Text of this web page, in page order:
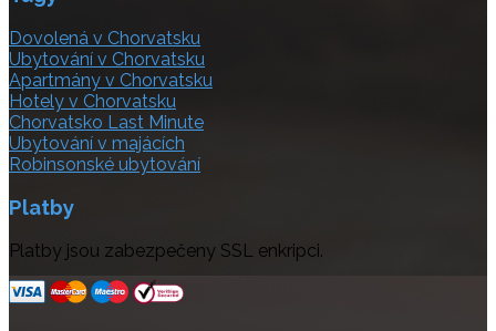
Dovolená v Chorvatsku
Ubytování v Chorvatsku
Apartmány v Chorvatsku
Hotely v Chorvatsku
Chorvatsko Last Minute
Ubytování v majácích
Robinsonské ubytování
Platby
Platby jsou zabezpečeny SSL enkripci.